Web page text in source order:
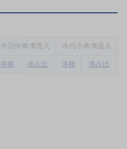
今 日中单净流入 今 日小单净流入
净额 净占比 净额 净占比